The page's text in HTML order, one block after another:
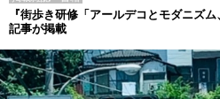
『街歩き研修「アールデコとモダニズ
記事が掲載